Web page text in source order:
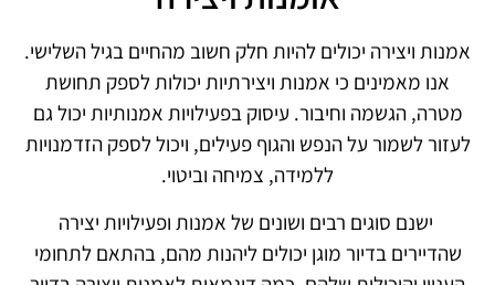
אמנות ויצירה יכולים להיות חלק חשוב מהחיים בגיל השלישי.
אנו מאמינים כי אמנות ויצירתיות יכולות לספק תחושת
מטרה, הגשמה וחיבור. עיסוק בפעילויות אמנותיות יכול גם
לעזור לשמור על הנפש והגוף פעילים, ויכול לספק הזדמנויות
ללמידה, צמיחה וביטוי.
ישנם סוגים רבים ושונים של אמנות ופעילויות יצירה
שהדיירים בדיור מוגן יכולים ליהנות מהם, בהתאם לתחומי